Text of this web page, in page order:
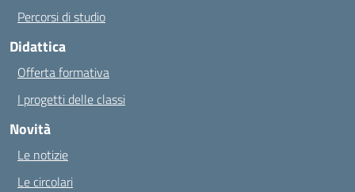
Percorsi di studio
Didattica
Offerta formativa
I progetti delle classi
Novità
Le notizie
Le circolari